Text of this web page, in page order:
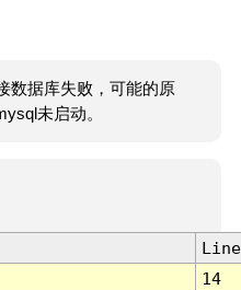
数据库失败，可能的原
未启动。
Line
14